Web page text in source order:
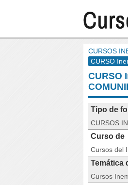
CURSOS
CURSO
CURSO
Tipo de
CURSOS
Curso de
Cursos del
Temática
Cursos